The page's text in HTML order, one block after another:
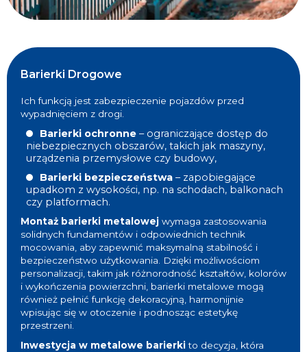
Barierki Drogowe
Ich funkcją jest zabezpieczenie pojazdów przed
wypadnięciem z drogi.
Barierki ochronne – ograniczające dostęp do
niebezpiecznych obszarów, takich jak maszyny,
urządzenia przemysłowe czy budowy,
Barierki bezpieczeństwa – zapobiegające
upadkom z wysokości, np. na schodach, balkonach
czy platformach.
Montaż barierki metalowej wymaga zastosowania
solidnych fundamentów i odpowiednich technik
mocowania, aby zapewnić maksymalną stabilność i
bezpieczeństwo użytkowania. Dzięki możliwościom
personalizacji, takim jak różnorodność kształtów, kolorów
i wykończenia powierzchni, barierki metalowe mogą
również pełnić funkcję dekoracyjną, harmonijnie
wpisując się w otoczenie i podnosząc estetykę
przestrzeni.
Inwestycja w metalowe barierkito decyzja, która